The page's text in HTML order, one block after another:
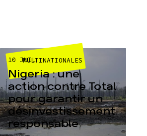
MULTINATIONALES
10 JUIL
Nigeria : une
action contre Total
pour garantir un
désinvestissement
responsable